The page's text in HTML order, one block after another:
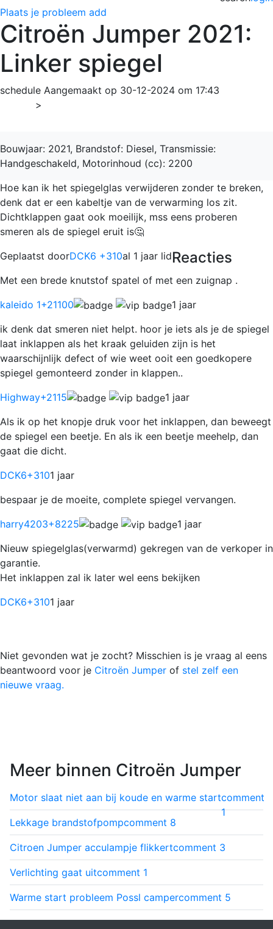
Plaats je probleem add
Citroën Jumper 2021:
Linker spiegel
schedule Aangemaakt op 30-12-2024 om 17:43
>
Bouwjaar: 2021, Brandstof: Diesel, Transmissie:
Handgeschakeld, Motorinhoud (cc): 2200
Hoe kan ik het spiegelglas verwijderen zonder te breken,
denk dat er een kabeltje van de verwarming los zit.
Dichtklappen gaat ook moeilijk, mss eens proberen
smeren als de spiegel eruit is🤔
Geplaatst doorDCK6 +310al 1 jaar lidReacties
Met een brede knutstof spatel of met een zuignap .
kaleido 1+21100
1 jaar
ik denk dat smeren niet helpt. hoor je iets als je de spiegel
laat inklappen als het kraak geluiden zijn is het
waarschijnlijk defect of wie weet ooit een goedkopere
spiegel gemonteerd zonder in klappen..
Highway+2115
1 jaar
Als ik op het knopje druk voor het inklappen, dan beweegt
de spiegel een beetje. En als ik een beetje meehelp, dan
gaat die dicht.
DCK6+3101 jaar
bespaar je de moeite, complete spiegel vervangen.
harry4203+8225
1 jaar
Nieuw spiegelglas(verwarmd) gekregen van de verkoper in
garantie.
Het inklappen zal ik later wel eens bekijken
DCK6+3101 jaar
Niet gevonden wat je zocht? Misschien is je vraag al eens
beantwoord voor je Citroën Jumper of stel zelf een
nieuwe vraag.
Meer binnen Citroën Jumper
Motor slaat niet aan bij koude en warme startcomment
1
Lekkage brandstofpompcomment 8
Citroen Jumper acculampje flikkertcomment 3
Verlichting gaat uitcomment 1
Warme start probleem Possl campercomment 5